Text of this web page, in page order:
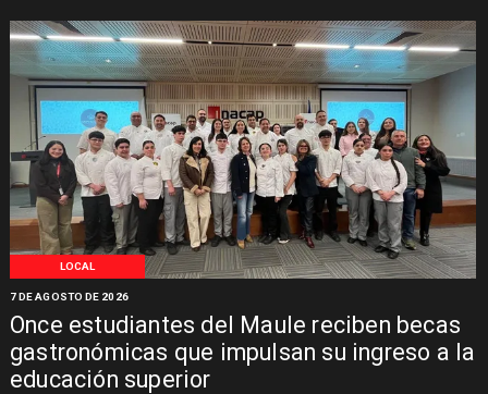
LOCAL
Once estudiantes del Maule reciben becas
gastronómicas que impulsan su ingreso a la
educación superior
7 DE AGOSTO DE 2026